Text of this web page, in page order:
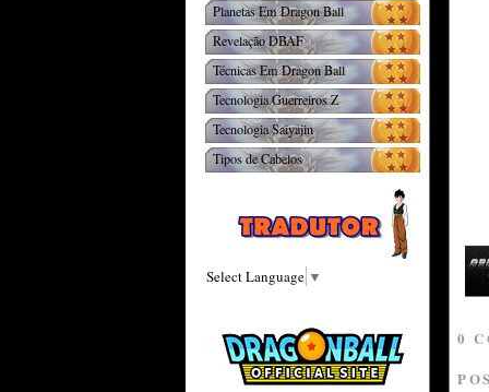
0
Planetas Em Dragon Ball
Revelação DBAF
Técnicas Em Dragon Ball
Tecnologia Guerreiros Z
Tecnologia Saiyajin
Tipos de Cabelos
Select Language ▼